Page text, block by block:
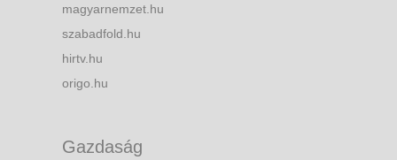
magyarnemzet.hu
szabadfold.hu
hirtv.hu
origo.hu
Gazdaság